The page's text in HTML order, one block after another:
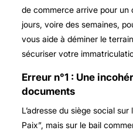
de commerce arrive pour un
jours, voire des semaines,
vous aide à déminer le
sécuriser votre
Erreur n°1 : Une
documents
L’adresse du siège social
Paix”, mais sur le bail